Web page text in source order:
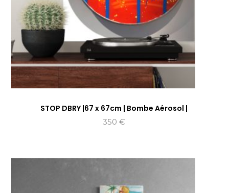
STOP DBRY |67 x 67cm | Bombe Aérosol |
350€